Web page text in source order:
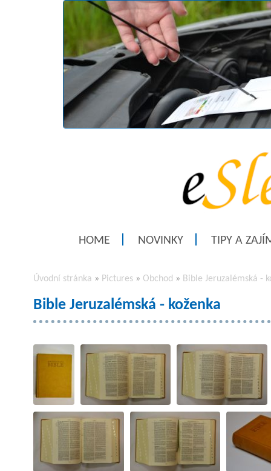
HOME NOVINKY TIPY A
Úvodní stránka » Pictures » Obchod » Bible Jeruzalémská -
Bible Jeruzalémská - koženka